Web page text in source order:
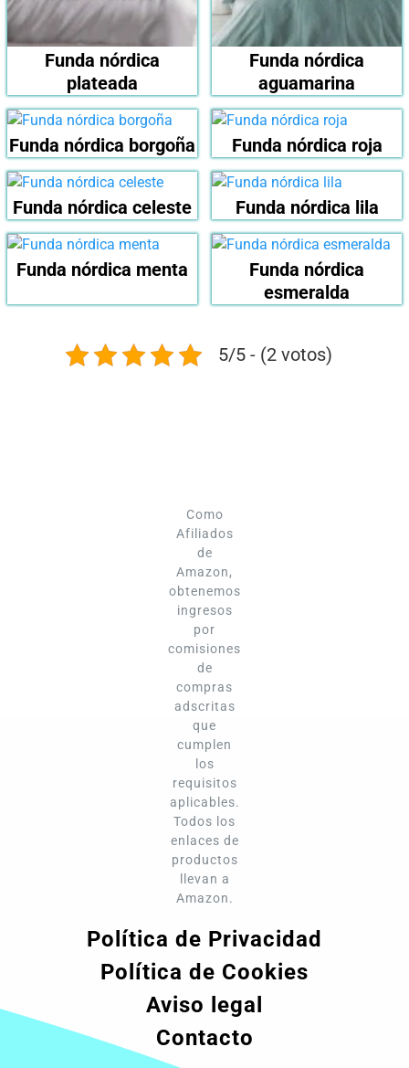
Funda nórdica
plateada
Funda nórdica
aguamarina
Funda nórdica borgoña Funda nórdica roja
Funda nórdica celeste Funda nórdica lila
Funda nórdica menta
Funda nórdica
esmeralda
5/5 - (2 votos)
Como
Afiliados
de
Amazon,
obtenemos
ingresos
por
comisiones
de
compras
adscritas
que
cumplen
los
requisitos
aplicables.
Todos los
enlaces de
productos
llevan a
Amazon.
Política de Privacidad
Política de Cookies
Aviso legal
Contacto